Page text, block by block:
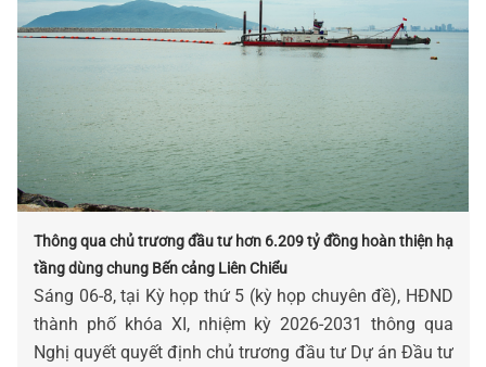
Thông qua chủ trương đầu tư hơn 6.209 tỷ đồng hoàn thiện hạ
tầng dùng chung Bến cảng Liên Chiểu
Sáng 06-8, tại Kỳ họp thứ 5 (kỳ họp chuyên đề), HĐND
thành phố khóa XI, nhiệm kỳ 2026-2031 thông qua
Nghị quyết quyết định chủ trương đầu tư Dự án Đầu tư